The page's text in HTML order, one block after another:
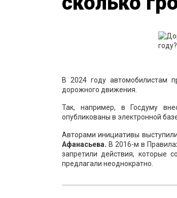
В 2024 году автомобилистам
дорожного движения.
Так, например, в Госдуму
опубликованы в электронной
Авторами инициативы
Афанасьева. В 2016-м в
запретили действия, которые
предлагали неоднократно.